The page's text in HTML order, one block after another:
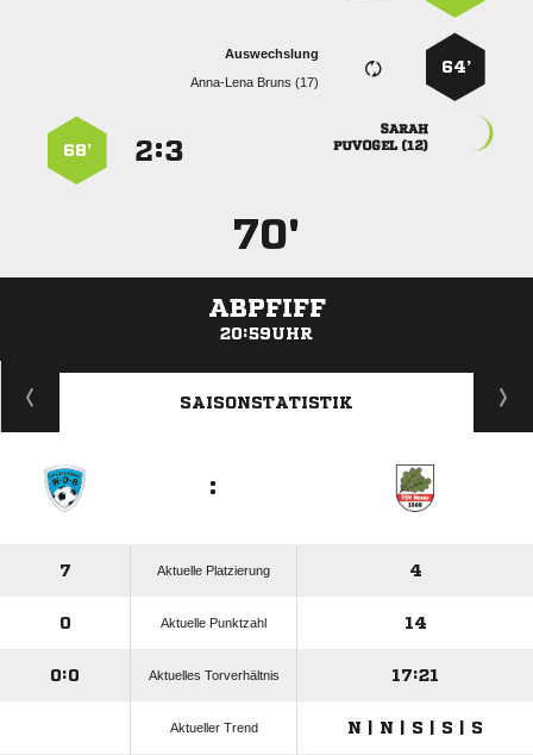
64’
Auswechslung
  

 
:
68’
70'
ABPFIFF
20:59UHR
ANZEIGE
SAISONSTATISTIK
:
7 Aktuelle Platzierung 4
0 Aktuelle Punktzahl 14
0:0 Aktuelles Torverhältnis 17:21
Aktueller Trend N | N | S | S | S